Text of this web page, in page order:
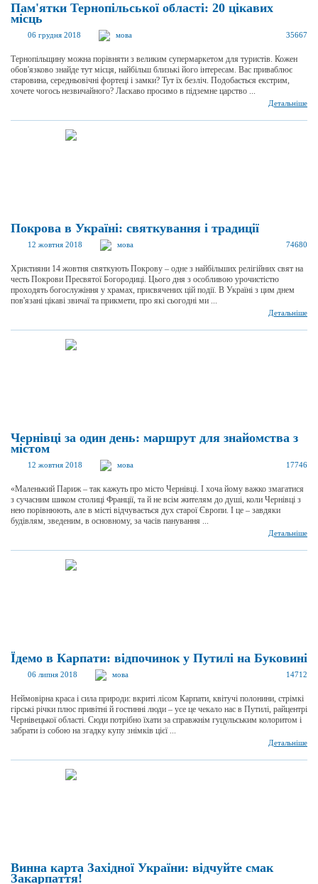
Пам'ятки Тернопільської області: 20 цікавих
місць
06 грудня 2018 мова 35667
Тернопільщину можна порівняти з великим супермаркетом для туристів. Кожен
обов'язково знайде тут місця, найбільш близькі його інтересам. Вас приваблює
старовина, середньовічні фортеці і замки? Тут їх безліч. Подобається екстрим,
хочете чогось незвичайного? Ласкаво просимо в підземне царство ...
Детальніше
Покрова в Україні: святкування і традиції
12 жовтня 2018 мова 74680
Християни 14 жовтня святкують Покрову – одне з найбільших релігійних свят на
честь Покрови Пресвятої Богородиці. Цього дня з особливою урочистістю
проходять богослужіння у храмах, присвячених цій події. В Україні з цим днем
пов'язані цікаві звичаї та прикмети, про які сьогодні ми ...
Детальніше
Чернівці за один день: маршрут для знайомства з
містом
12 жовтня 2018 мова 17746
«Маленький Париж – так кажуть про місто Чернівці. І хоча йому важко змагатися
з сучасним шиком столиці Франції, та й не всім жителям до душі, коли Чернівці з
нею порівнюють, але в місті відчувається дух старої Європи. І це – завдяки
будівлям, зведеним, в основному, за часів панування ...
Детальніше
Їдемо в Карпати: відпочинок у Путилі на Буковині
06 липня 2018 мова 14712
Неймовірна краса і сила природи: вкриті лісом Карпати, квітучі полонини, стрімкі
гірські річки плюс привітні й гостинні люди – усе це чекало нас в Путилі, райцентрі
Чернівецької області. Сюди потрібно їхати за справжнім гуцульським колоритом і
забрати із собою на згадку купу знімків цієї ...
Детальніше
Винна карта Західної України: відчуйте смак
Закарпаття!